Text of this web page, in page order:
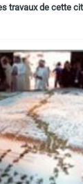
travaux de cette